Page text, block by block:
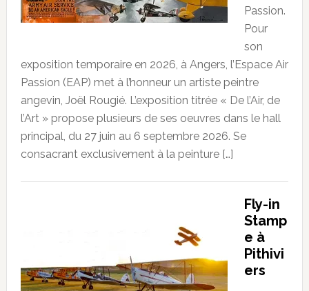
Passion.
Pour
son
exposition temporaire en 2026, à Angers, l’Espace Air
Passion (EAP) met à l’honneur un artiste peintre
angevin, Joël Rougié. L’exposition titrée « De l’Air, de
l’Art » propose plusieurs de ses oeuvres dans le hall
principal, du 27 juin au 6 septembre 2026. Se
consacrant exclusivement à la peinture […]
Fly-in
Stamp
e à
Pithivi
ers